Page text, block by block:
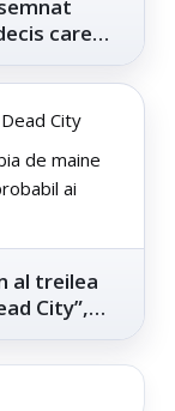
care
City
de maine
ai
al treilea
City”,